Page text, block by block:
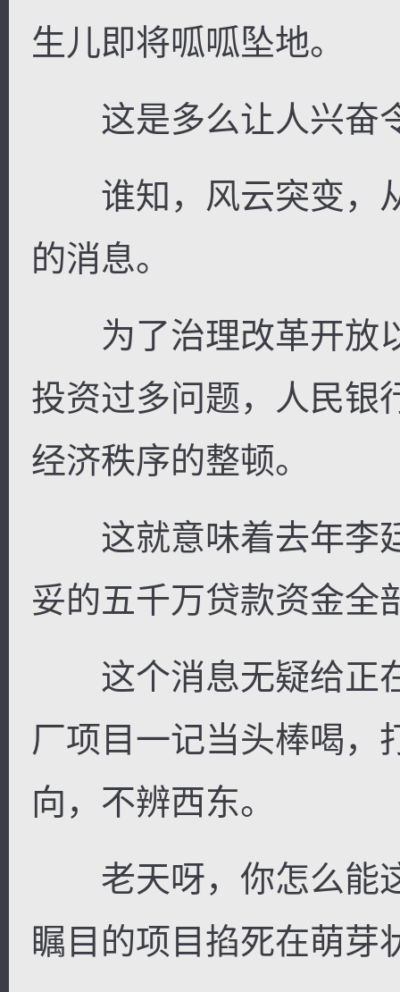
生儿即将呱呱坠地。
这是多么让人兴奋
谁知，风云突变，
的消息。
为了治理改革开放
投资过多问题，人民银
经济秩序的整顿。
这就意味着去年李
妥的五千万贷款资金全
这个消息无疑给正
厂项目一记当头棒喝，
向，不辨西东。
老天呀，你怎么能
瞩目的项目掐死在萌芽